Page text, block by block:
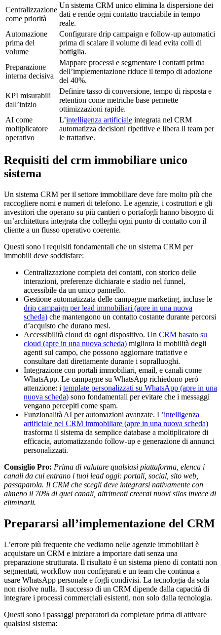
Centralizzazione
come priorità
Un sistema CRM unico elimina la dispersione dei
dati e rende ogni contatto tracciabile in tempo
reale.
Automazione
prima del
volume
Configurare drip campaign e follow-up automatici
prima di scalare il volume di lead evita colli di
bottiglia.
Preparazione
interna decisiva
Mappare processi e segmentare i contatti prima
dell’implementazione riduce il tempo di adozione
del 40%.
KPI misurabili
dall’inizio
Definire tasso di conversione, tempo di risposta e
retention come metriche base permette
ottimizzazioni rapide.
AI come
moltiplicatore
operativo
L’intelligenza artificiale integrata nel CRM
automatizza decisioni ripetitive e libera il team per
le trattative.
Requisiti del crm immobiliare unico
sistema
Un sistema CRM per il settore immobiliare deve fare molto più che
raccogliere nomi e numeri di telefono. Le agenzie, i costruttori e gli
investitori che operano su più cantieri o portafogli hanno bisogno di
un’architettura integrata che colleghi ogni punto di contatto con il
cliente a un flusso operativo coerente.
Questi sono i requisiti fondamentali che un sistema CRM per
immobili deve soddisfare:
Centralizzazione completa dei contatti, con storico delle
interazioni, preferenze dichiarate e stadio nel funnel,
accessibile da un unico pannello.
Gestione automatizzata delle campagne marketing, incluse le
drip campaign per lead immobiliari (apre in una nuova
scheda) che mantengono un contatto costante durante percorsi
d’acquisto che durano mesi.
Accessibilità cloud da ogni dispositivo. Un CRM basato su
cloud (apre in una nuova scheda) migliora la mobilità degli
agenti sul campo, che possono aggiornare trattative e
consultare dati direttamente durante i sopralluoghi.
Integrazione con portali immobiliari, email, e canali come
WhatsApp. Le campagne su WhatsApp richiedono però
attenzione: i template personalizzati su WhatsApp (apre in una
nuova scheda) sono fondamentali per evitare che i messaggi
vengano percepiti come spam.
Funzionalità AI per automazioni avanzate. L’intelligenza
artificiale nel CRM immobiliare (apre in una nuova scheda)
trasforma il sistema da semplice database a moltiplicatore di
efficacia, automatizzando follow-up e generazione di annunci
personalizzati.
Consiglio Pro: Prima di valutare qualsiasi piattaforma, elenca i
canali da cui entrano i tuoi lead oggi: portali, social, sito web,
passaparola. Il CRM che scegli deve integrarsi nativamente con
almeno il 70% di quei canali, altrimenti creerai nuovi silos invece di
eliminarli.
Prepararsi all’implementazione del CRM
L’errore più frequente che vediamo nelle agenzie immobiliari è
acquistare un CRM e iniziare a importare dati senza una
preparazione strutturata. Il risultato è un sistema pieno di contatti non
segmentati, workflow non configurati e un team che continua a
usare WhatsApp personale e fogli condivisi. La tecnologia da sola
non risolve nulla. Il successo di un CRM dipende dalla capacità di
integrare i processi commerciali esistenti, non solo dalla tecnologia.
Questi sono i passaggi preparatori da completare prima di attivare
qualsiasi sistema: